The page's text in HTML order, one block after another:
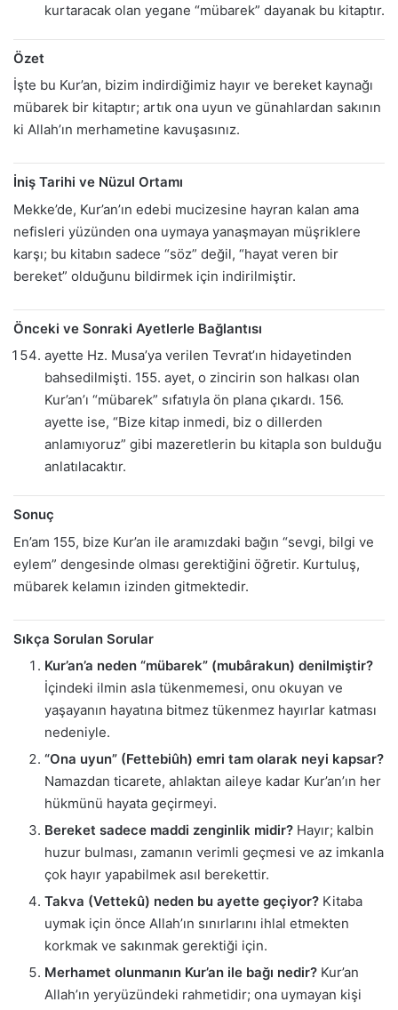
kurtaracak olan yegane “mübarek” dayanak bu kitaptır.
Özet
İşte bu Kur’an, bizim indirdiğimiz hayır ve bereket kaynağı
mübarek bir kitaptır; artık ona uyun ve günahlardan sakının
ki Allah’ın merhametine kavuşasınız.
İniş Tarihi ve Nüzul Ortamı
Mekke’de, Kur’an’ın edebi mucizesine hayran kalan ama
nefisleri yüzünden ona uymaya yanaşmayan müşriklere
karşı; bu kitabın sadece “söz” değil, “hayat veren bir
bereket” olduğunu bildirmek için indirilmiştir.
Önceki ve Sonraki Ayetlerle Bağlantısı
ayette Hz. Musa’ya verilen Tevrat’ın hidayetinden
bahsedilmişti. 155. ayet, o zincirin son halkası olan
Kur’an’ı “mübarek” sıfatıyla ön plana çıkardı. 156.
ayette ise, “Bize kitap inmedi, biz o dillerden
anlamıyoruz” gibi mazeretlerin bu kitapla son bulduğu
anlatılacaktır.
Sonuç
En’am 155, bize Kur’an ile aramızdaki bağın “sevgi, bilgi ve
eylem” dengesinde olması gerektiğini öğretir. Kurtuluş,
mübarek kelamın izinden gitmektedir.
Sıkça Sorulan Sorular
Kur’an’a neden “mübarek” (mubârakun) denilmiştir?
İçindeki ilmin asla tükenmemesi, onu okuyan ve
yaşayanın hayatına bitmez tükenmez hayırlar katması
nedeniyle.
“Ona uyun” (Fettebiûh) emri tam olarak neyi kapsar?
Namazdan ticarete, ahlaktan aileye kadar Kur’an’ın her
hükmünü hayata geçirmeyi.
Bereket sadece maddi zenginlik midir? Hayır; kalbin
huzur bulması, zamanın verimli geçmesi ve az imkanla
çok hayır yapabilmek asıl berekettir.
Takva (Vettekû) neden bu ayette geçiyor? Kitaba
uymak için önce Allah’ın sınırlarını ihlal etmekten
korkmak ve sakınmak gerektiği için.
Merhamet olunmanın Kur’an ile bağı nedir? Kur’an
Allah’ın yeryüzündeki rahmetidir; ona uymayan kişi